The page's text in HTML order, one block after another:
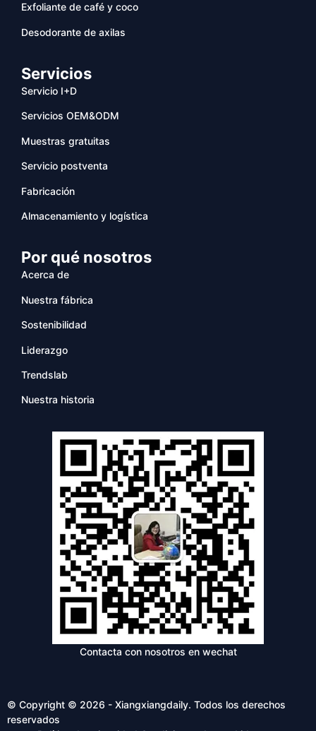
Exfoliante de café y coco
Desodorante de axilas
Servicios
Servicio I+D
Servicios OEM&ODM
Muestras gratuitas
Servicio postventa
Fabricación
Almacenamiento y logística
Por qué nosotros
Acerca de
Nuestra fábrica
Sostenibilidad
Liderazgo
Trendslab
Nuestra historia
Contacta con nosotros en wechat
© Copyright © 2026 - Xiangxiangdaily. Todos los derechos
reservados